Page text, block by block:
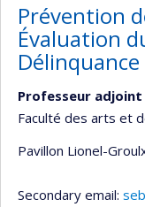
Prévention
Évaluation
Professeur adjoint
Faculté des arts et
Pavillon Lionel-
Secondary email: